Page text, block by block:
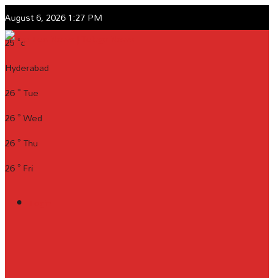
August 6, 2026 1:27 PM
25°c
Hyderabad
26°Tue
26°Wed
26°Thu
26°Fri